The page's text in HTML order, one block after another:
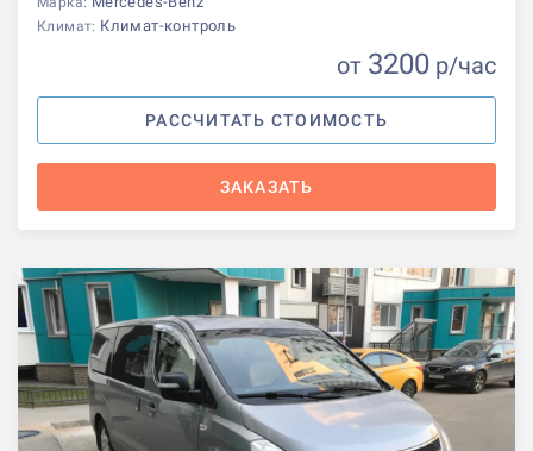
Климат: Климат-контроль
от 3200 р/час
РАССЧИТАТЬ СТОИМОСТЬ
ЗАКАЗАТЬ